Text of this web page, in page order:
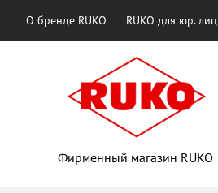
О бренде RUKO RUKO для юр. лиц
Фирменный магазин RUKO